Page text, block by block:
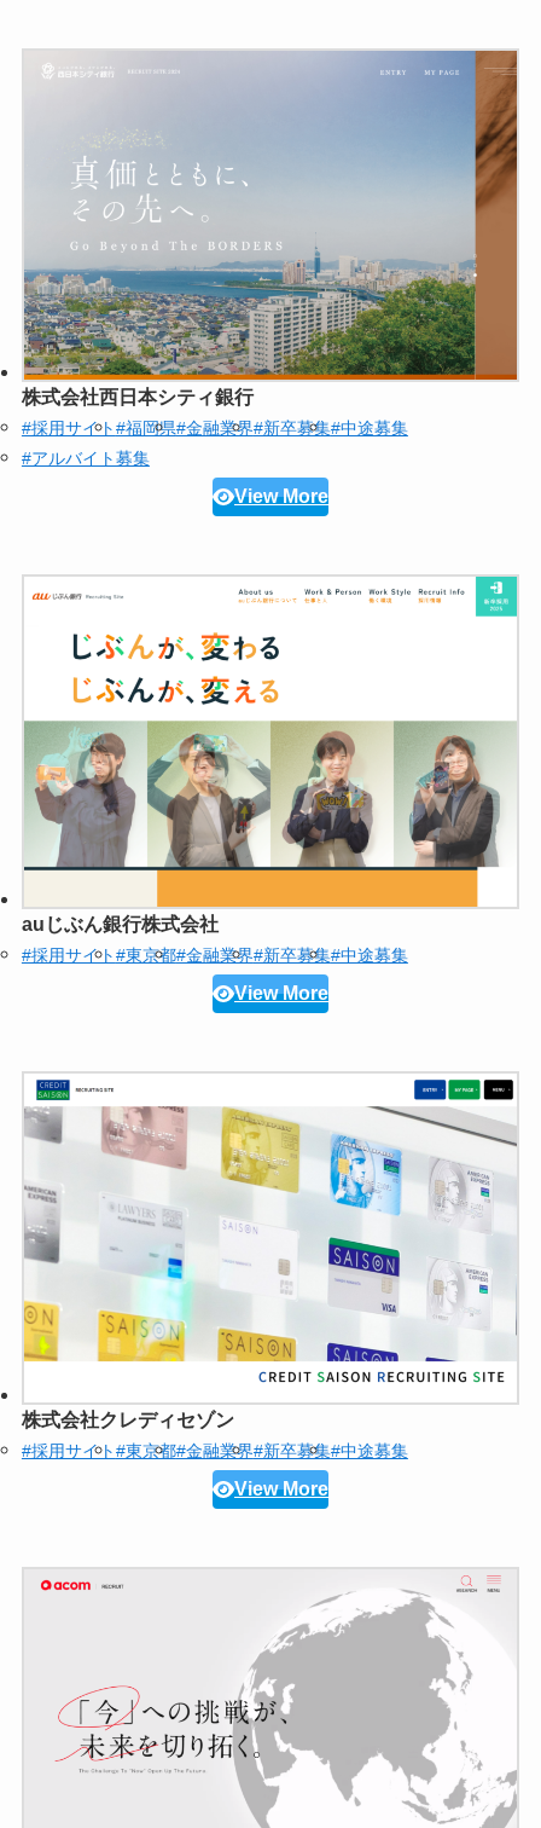
株式会社西日本シティ銀行
#採用サイト#福岡県#金融業界#新卒募集#中途募集
#アルバイト募集
View More
auじぶん銀行株式会社
#採用サイト#東京都#金融業界#新卒募集#中途募集
View More
株式会社クレディセゾン
#採用サイト#東京都#金融業界#新卒募集#中途募集
View More